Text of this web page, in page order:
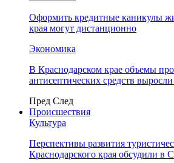
Оформить кредитные каникулы
края могут дистанционно
Экономика
В Краснодарском крае объемы
антисептических средств
Пред След
Происшествия
Культура
Перспективы развития
Краснодарского края обсудили в